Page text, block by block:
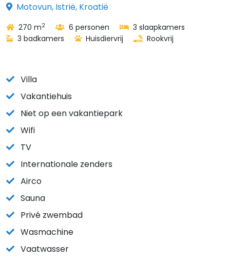
Motovun, Istrië, Kroatië
270 m2 6 personen
3 slaapkamers
3 badkamers
Huisdiervrij Rookvrij
Villa
Vakantiehuis
Niet op een vakantiepark
Wifi
TV
Internationale zenders
Airco
Sauna
Privé zwembad
Wasmachine
Vaatwasser